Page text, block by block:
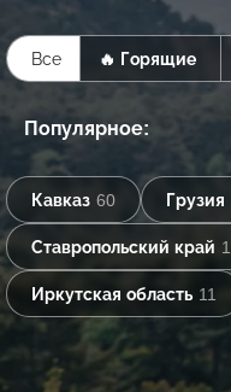
Все 🔥 Горящие
Популярное:
Кавказ 60 Грузия
Ставропольский край
Иркутская область 11